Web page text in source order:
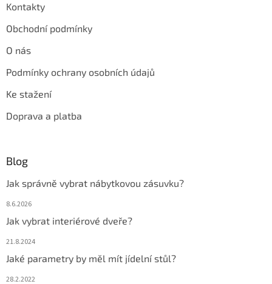
Kontakty
Obchodní podmínky
O nás
Podmínky ochrany osobních údajů
Ke stažení
Doprava a platba
Blog
Jak správně vybrat nábytkovou zásuvku?
8.6.2026
Jak vybrat interiérové dveře?
21.8.2024
Jaké parametry by měl mít jídelní stůl?
28.2.2022